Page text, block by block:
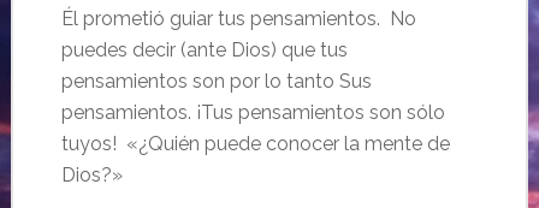
Él prometió guiar tus pensamientos. No
puedes decir (ante Dios) que tus
pensamientos son por lo tanto Sus
pensamientos. ¡Tus pensamientos son sólo
tuyos! «¿Quién puede conocer la mente de
Dios?»